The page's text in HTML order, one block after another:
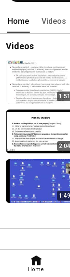
Home
Home Videos
Videos